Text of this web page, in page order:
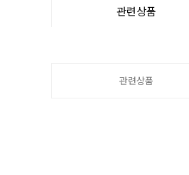
관련상품
관련상품